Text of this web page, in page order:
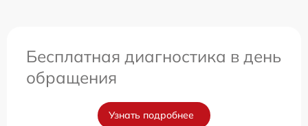
Бесплатная диагностика в день
обращения
Узнать подробнее